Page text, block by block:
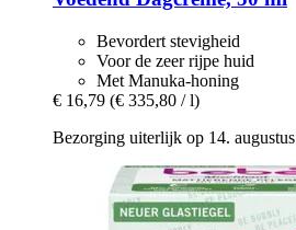
Bevordert stevigheid
Voor de zeer rijpe huid
Met Manuka-honing
€ 16,79 (€ 335,80 / l)
Bezorging uiterlijk op 14. augustus